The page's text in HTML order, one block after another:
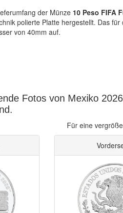
der Münze 10 Peso FIFA
polierte Platte hergestellt. Das
von 40mm auf.
Fotos von Mexiko
Für eine